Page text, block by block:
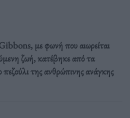
με φωνή που αιωρείται
ζωή, κατέβηκε από τα
της ανθρώπινης ανάγκης